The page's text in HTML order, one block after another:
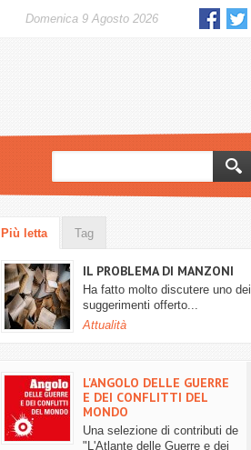
Più letta Tag
IL PROBLEMA DI MANZONI
Ha fatto molto discutere uno dei
suggerimenti offerto...
Attualità
L'ANGOLO DELLE GUERRE
E DEI CONFLITTI DEL
MONDO
Una selezione di contributi de
"L'Atlante delle Guerre e dei
domenica 9 Agosto 2026